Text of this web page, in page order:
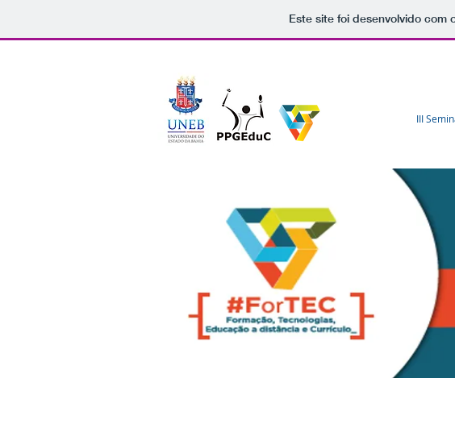
Este site foi desenvolvido com
III